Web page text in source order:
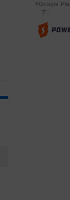
※Google
す。